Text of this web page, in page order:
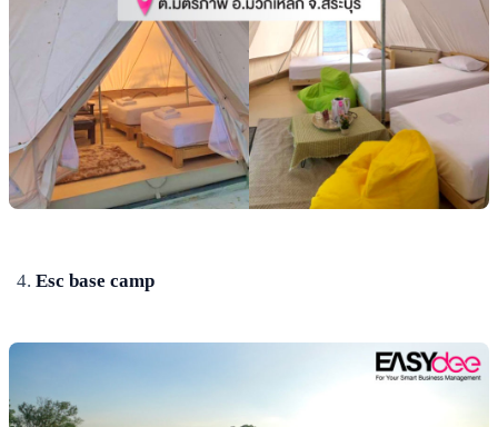
Esc base camp